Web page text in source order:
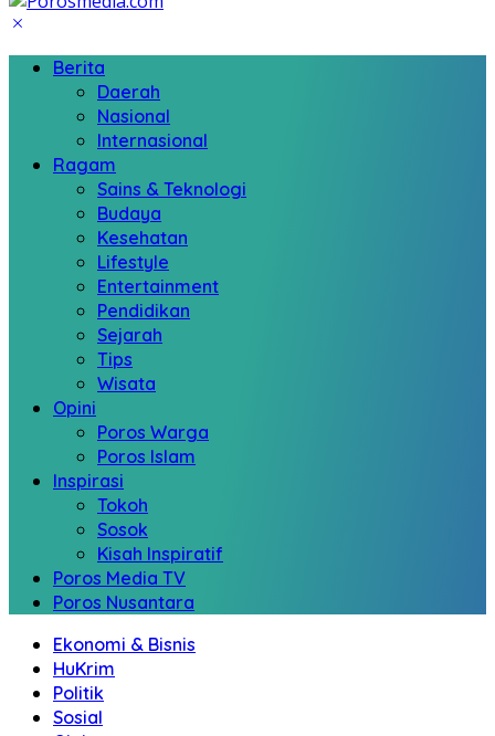
Berita
Daerah
Nasional
Internasional
Ragam
Sains & Teknologi
Budaya
Kesehatan
Lifestyle
Entertainment
Pendidikan
Sejarah
Tips
Wisata
Opini
Poros Warga
Poros Islam
Inspirasi
Tokoh
Sosok
Kisah Inspiratif
Poros Media TV
Poros Nusantara
Ekonomi & Bisnis
HuKrim
Politik
Sosial